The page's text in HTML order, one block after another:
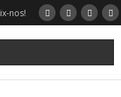
nos!